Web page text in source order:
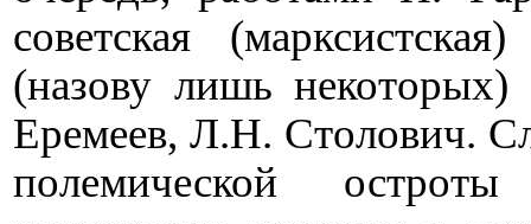
советская
(назову лишь
Еремеев, Л.Н. Столович.
полемической остроты